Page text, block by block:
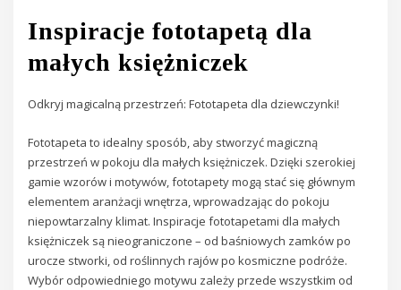
Inspiracje fototapetą dla
małych księżniczek
Odkryj magicalną przestrzeń: Fototapeta dla dziewczynki!
Fototapeta to idealny sposób, aby stworzyć magiczną
przestrzeń w pokoju dla małych księżniczek. Dzięki szerokiej
gamie wzorów i motywów, fototapety mogą stać się głównym
elementem aranżacji wnętrza, wprowadzając do pokoju
niepowtarzalny klimat. Inspiracje fototapetami dla małych
księżniczek są nieograniczone – od baśniowych zamków po
urocze stworki, od roślinnych rajów po kosmiczne podróże.
Wybór odpowiedniego motywu zależy przede wszystkim od